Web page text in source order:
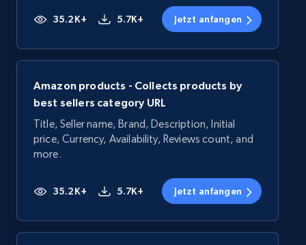
35.2K+ 5.7K+ Jetzt anfangen
Amazon products - Collects products by
best sellers category URL
Title, Seller name, Brand, Description, Initial
price, Currency, Availability, Reviews count, and
more.
35.2K+ 5.7K+ Jetzt anfangen